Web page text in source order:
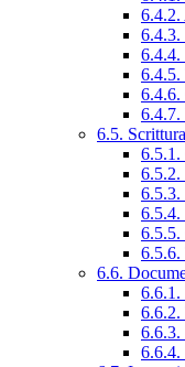
6.4.2.
6.4.3.
6.4.4.
6.4.5.
6.4.6.
6.4.7.
6.5.
6.5.1.
6.5.2.
6.5.3.
6.5.4.
6.5.5.
6.5.6.
6.6.
6.6.1.
6.6.2.
6.6.3.
6.6.4.